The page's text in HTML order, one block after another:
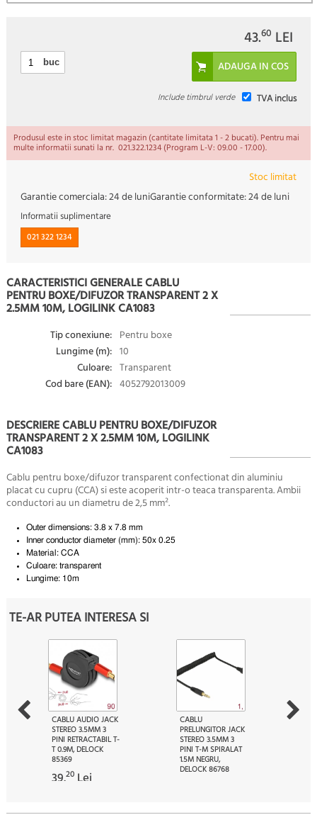
43.60 LEI
buc
TVA inclus
Include timbrul verde
Produsul este in stoc limitat magazin (cantitate limitata 1 - 2 bucati). Pentru mai
multe informatii sunati la nr. 021.322.1234 (Program L-V: 09.00 - 17.00).
Stoc limitat
Garantie comerciala:24 de luniGarantie conformitate:24 de luni
Informatii suplimentare
021 322 1234
CARACTERISTICI GENERALE CABLU
PENTRU BOXE/DIFUZOR TRANSPARENT 2 X
2.5MM 10M, LOGILINK CA1083
Tip conexiune: Pentru boxe
Lungime (m): 10
Culoare: Transparent
Cod bare (EAN): 4052792013009
DESCRIERE CABLU PENTRU BOXE/DIFUZOR
TRANSPARENT 2 X 2.5MM 10M, LOGILINK
CA1083
Cablu pentru boxe/difuzor transparent confectionat din aluminiu
placat cu cupru (CCA) si este acoperit intr-o teaca transparenta. Ambii
conductori au un diametru de 2,5 mm².
Outer dimensions: 3.8 x 7.8 mm
Inner conductor diameter (mm): 50x 0.25
Material: CCA
Culoare: transparent
Lungime: 10m
TE-AR PUTEA INTERESA SI
CABLU AUDIO JACK
STEREO 3.5MM 3
PINI RETRACTABIL T-
T 0.9M, DELOCK
85369
39.20 Lei
CABLU
PRELUNGITOR JACK
STEREO 3.5MM 3
PINI T-M SPIRALAT
1.5M NEGRU,
DELOCK 86768